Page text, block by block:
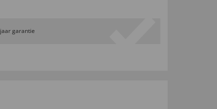
garantie